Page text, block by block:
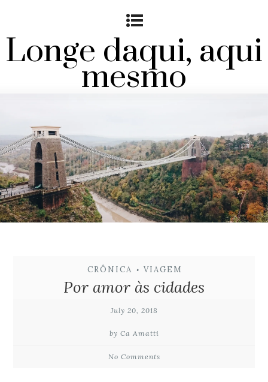
Longe daqui, aqui
mesmo
CRÔNICA • VIAGEM
Por amor às cidades
July 20, 2018
by Ca Amatti
No Comments